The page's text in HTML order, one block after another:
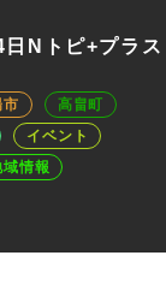
Nトピ+プラス
市
高畠町
イベント
域情報